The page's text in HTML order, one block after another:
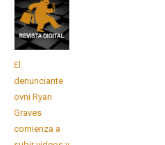
El
denunciante
ovni Ryan
Graves
comienza a